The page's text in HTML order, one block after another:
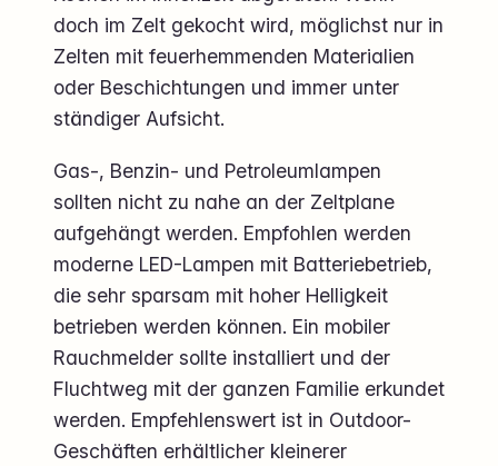
doch im Zelt gekocht wird, möglichst nur in
Zelten mit feuerhemmenden Materialien
oder Beschichtungen und immer unter
ständiger Aufsicht.
Gas-, Benzin- und Petroleumlampen
sollten nicht zu nahe an der Zeltplane
aufgehängt werden. Empfohlen werden
moderne LED-Lampen mit Batteriebetrieb,
die sehr sparsam mit hoher Helligkeit
betrieben werden können. Ein mobiler
Rauchmelder sollte installiert und der
Fluchtweg mit der ganzen Familie erkundet
werden. Empfehlenswert ist in Outdoor-
Geschäften erhältlicher kleinerer